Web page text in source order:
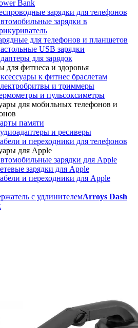
Bank
зарядки для телефонов
зарядки в
для телефонов и планшетов
USB зарядки
для зарядок
для фитнеса и здоровья
к фитнес браслетам
и триммеры
и пульсоксиметры
для мобильных телефонов и
памяти
и ресиверы
и переходники для телефонов
для Apple
зарядки для Apple
зарядки для Apple
и переходники для Apple
с удлинителемArroys Dash